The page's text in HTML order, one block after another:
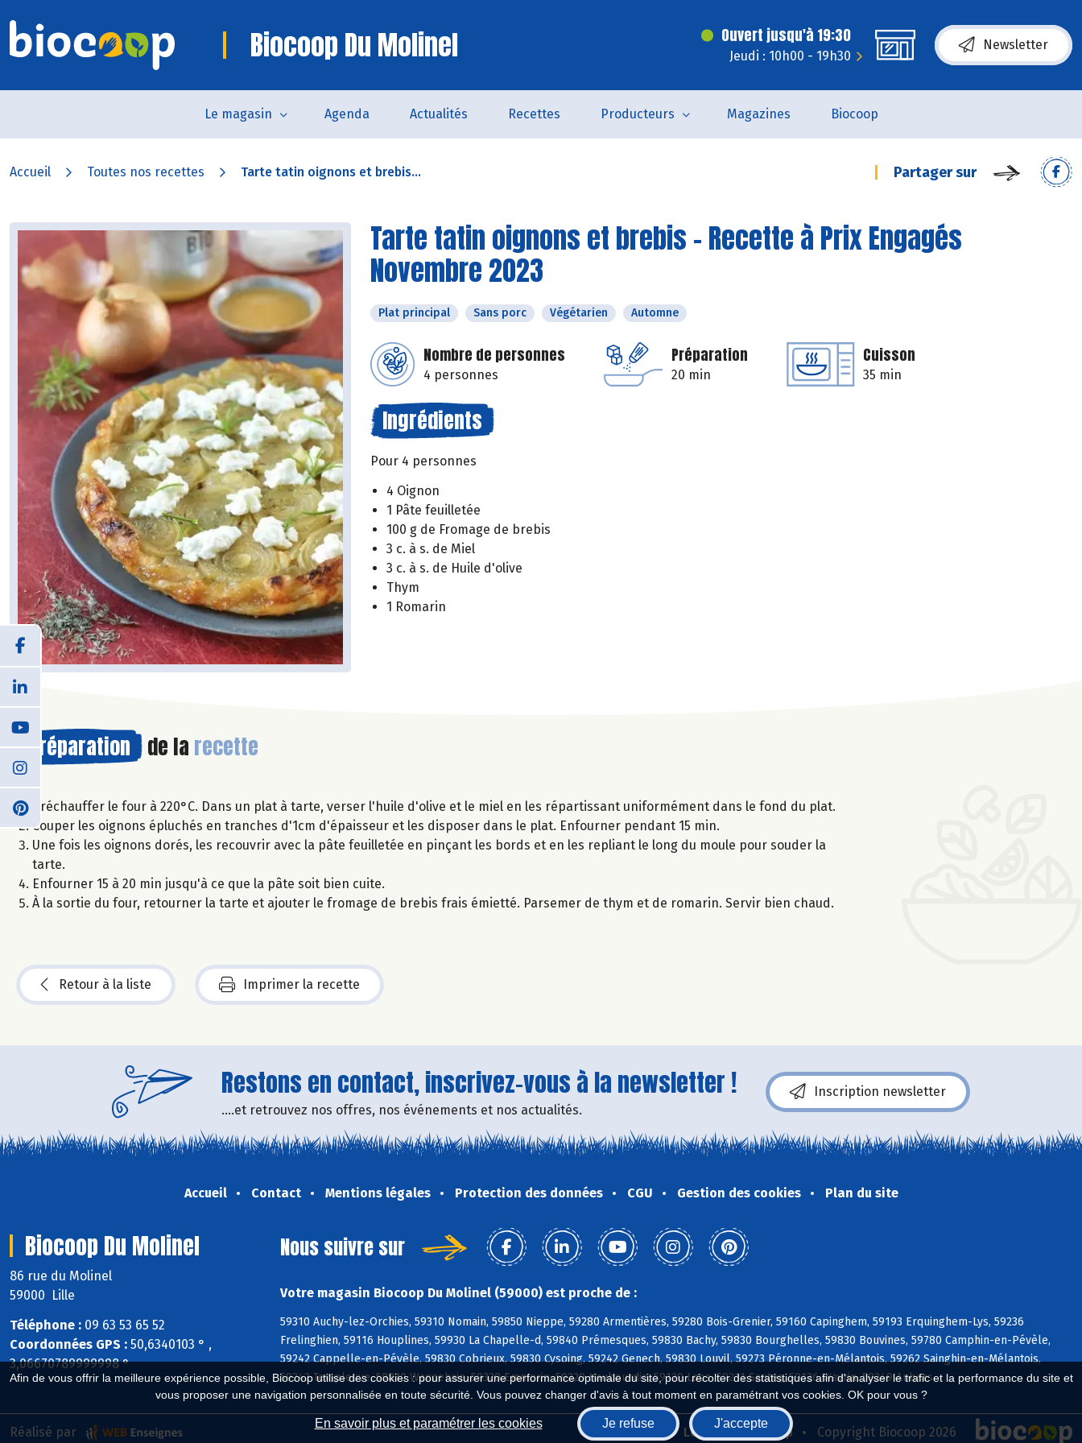
Afin de vous offrir la meilleure expérience possible, Biocoop utilise des cookies : pour assurer une performance optimale du site, pour récolter des statistiques afin d'analyser le trafic et la performance du site et
vous proposer une navigation personnalisée en toute sécurité. Vous pouvez changer d'avis à tout moment en paramétrant vos cookies. OK pour vous ?
En savoir plus et paramétrer les cookies Je refuse J'accepte
Biocoop Du Molinel Ouvert jusqu'à 19:30
Jeudi : 10h00 - 19h30
Newsletter
Le magasin Agenda Actualités Recettes Producteurs Magazines Biocoop
Accueil Toutes nos recettes Tarte tatin oignons et brebis... Partager sur
Tarte tatin oignons et brebis - Recette à Prix Engagés
Novembre 2023
Plat principal Sans porc Végétarien Automne
Nombre de personnes
4 personnes
Préparation
20 min
Cuisson
35 min
Ingrédients
Pour 4 personnes
4 Oignon
1 Pâte feuilletée
100 g de Fromage de brebis
3 c. à s. de Miel
3 c. à s. de Huile d'olive
Thym
1 Romarin
Préparation de la recette
Préchauffer le four à 220°C. Dans un plat à tarte, verser l'huile d'olive et le miel en les répartissant uniformément dans le fond du plat.
Couper les oignons épluchés en tranches d'1cm d'épaisseur et les disposer dans le plat. Enfourner pendant 15 min.
Une fois les oignons dorés, les recouvrir avec la pâte feuilletée en pinçant les bords et en les repliant le long du moule pour souder la
tarte.
Enfourner 15 à 20 min jusqu'à ce que la pâte soit bien cuite.
À la sortie du four, retourner la tarte et ajouter le fromage de brebis frais émietté. Parsemer de thym et de romarin. Servir bien chaud.
Retour à la liste Imprimer la recette
Restons en contact, inscrivez-vous à la newsletter !
....et retrouvez nos offres, nos événements et nos actualités.
Inscription newsletter
Accueil Contact Mentions légales Protection des données CGU Gestion des cookies Plan du site
Biocoop Du Molinel
86 rue du Molinel
59000 Lille
Téléphone : 09 63 53 65 52
Coordonnées GPS : 50,6340103 ° ,
3,06670789999998 °
Nous suivre sur
Votre magasin Biocoop Du Molinel (59000) est proche de :
59310 Auchy-lez-Orchies, 59310 Nomain, 59850 Nieppe, 59280 Armentières, 59280 Bois-Grenier, 59160 Capinghem, 59193 Erquinghem-Lys, 59236
Frelinghien, 59116 Houplines, 59930 La Chapelle-d, 59840 Prémesques, 59830 Bachy, 59830 Bourghelles, 59830 Bouvines, 59780 Camphin-en-Pévèle,
59242 Cappelle-en-Pévèle, 59830 Cobrieux, 59830 Cysoing, 59242 Genech, 59830 Louvil, 59273 Péronne-en-Mélantois, 59262 Sainghin-en-Mélantois,
59242 Templeuve, 59830 Wannehain, 59320 Emmerin, 59320 Haubourdin, 59120 Loos, 59211 Santes, 59136 Wavrin, 59249 Aubers
Biocoop.fr Le réseau Biocoop Copyright Biocoop 2026
Réalisé par